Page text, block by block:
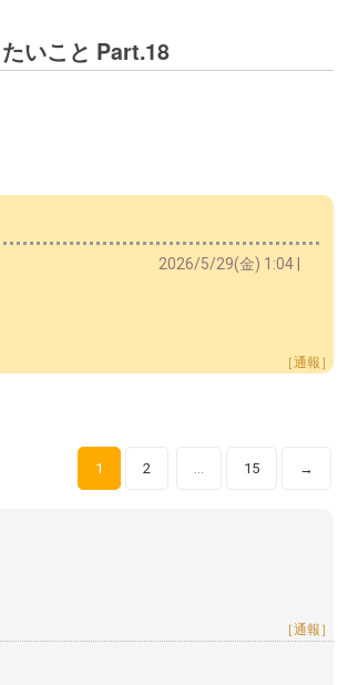
いこと Part.18
2026/5/29(金) 1:04 |
［通報］
1 2 … 15 →
［通報］